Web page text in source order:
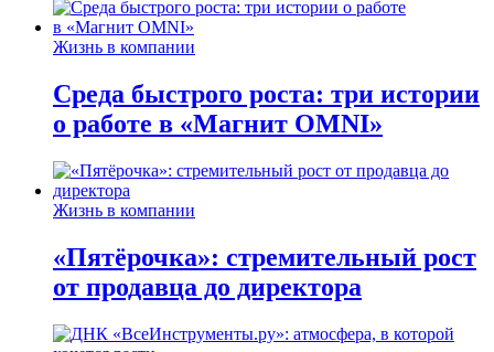
Жизнь в компании
Среда быстрого роста: три истории
о работе в «Магнит OMNI»
Жизнь в компании
«Пятёрочка»: стремительный рост
от продавца до директора